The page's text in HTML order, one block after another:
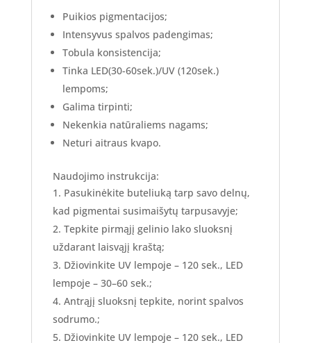
Puikios pigmentacijos;
Intensyvus spalvos padengimas;
Tobula konsistencija;
Tinka LED(30-60sek.)/UV (120sek.)
lempoms;
Galima tirpinti;
Nekenkia natūraliems nagams;
Neturi aitraus kvapo.
Naudojimo instrukcija:
Pasukinėkite buteliuką tarp savo delnų,
kad pigmentai susimaišytų tarpusavyje;
Tepkite pirmąjį gelinio lako sluoksnį
uždarant laisvąjį kraštą;
Džiovinkite UV lempoje – 120 sek., LED
lempoje – 30–60 sek.;
Antrąjį sluoksnį tepkite, norint spalvos
sodrumo.;
Džiovinkite UV lempoje – 120 sek., LED